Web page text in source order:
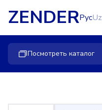
ZENDERРусUz
Посмотреть каталог